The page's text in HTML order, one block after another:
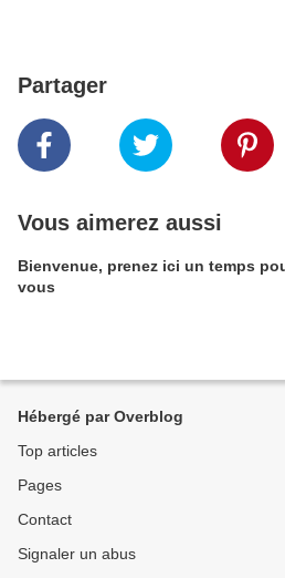
Partager
Vous aimerez aussi
Bienvenue, prenez ici un temps
vous
Hébergé par Overblog
Top articles
Pages
Contact
Signaler un abus